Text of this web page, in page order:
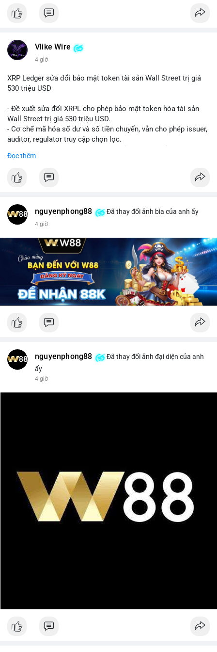
Vlike Wire
4 giờ
XRP Ledger sửa đổi bảo mật token tài sản Wall Street trị giá
530 triệu USD
- Đề xuất sửa đổi XRPL cho phép bảo mật token hóa tài sản
Wall Street trị giá 530 triệu USD.
- Cơ chế mã hóa số dư và số tiền chuyển, vẫn cho phép issuer,
auditor, regulator truy cập chọn lọc.
tài chính.
chức tài chính.
$xrp
#titanbot
📰 Nguồn: CoinDesk
Đọc thêm
nguyenphong88 Đã thay đổi ảnh bìa của anh ấy
4 giờ
nguyenphong88
Đã thay đổi ảnh đại diện của anh
ấy
4 giờ